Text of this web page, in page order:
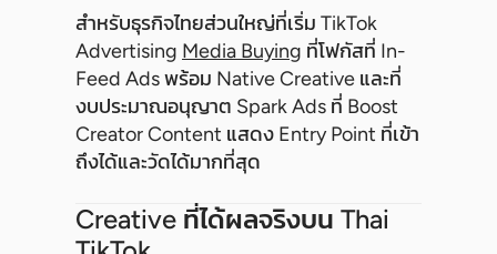
สำหรับธุรกิจไทยส่วนใหญ่ที่เริ่ม TikTok
Advertising Media Buying ที่โฟกัสที่ In-
Feed Ads พร้อม Native Creative และที่
งบประมาณอนุญาต Spark Ads ที่ Boost
Creator Content แสดง Entry Point ที่เข้า
ถึงได้และวัดได้มากที่สุด
Creative ที่ได้ผลจริงบน Thai